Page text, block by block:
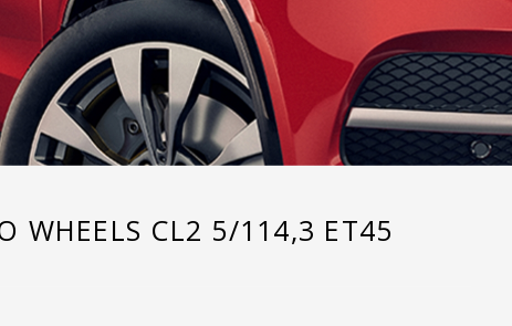
WHEELS CL2 5/114,3 ET45